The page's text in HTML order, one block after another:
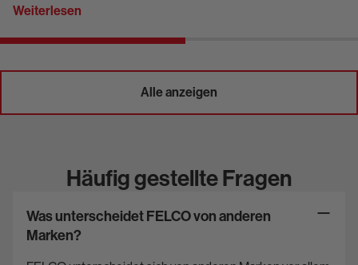
Veränderungen im Verwaltungsrat an. Mit
zwei weiteren Mitgliedern beginnt eine neue
Innovation und eine...
Weiterlesen
Alle anzeigen
Häufig gestellte Fragen
Was unterscheidet FELCO von anderen
Marken?